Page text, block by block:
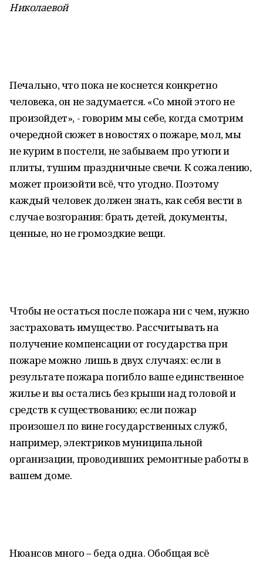
Николаевой
Печально, что пока не коснется конкретно
человека, он не задумается. «Со мной этого не
произойдет», - говорим мы себе, когда смотрим
очередной сюжет в новостях о пожаре, мол, мы
не курим в постели, не забываем про утюги и
плиты, тушим праздничные свечи. К сожалению,
может произойти всё, что угодно. Поэтому
каждый человек должен знать, как себя вести в
случае возгорания: брать детей, документы,
ценные, но не громоздкие вещи.
Чтобы не остаться после пожара ни с чем, нужно
застраховать имущество. Рассчитывать на
получение компенсации от государства при
пожаре можно лишь в двух случаях: если в
результате пожара погибло ваше единственное
жилье и вы остались без крыши над головой и
средств к существованию; если пожар
произошел по вине государственных служб,
например, электриков муниципальной
организации, проводивших ремонтные работы в
вашем доме.
Нюансов много – беда одна. Обобщая всё